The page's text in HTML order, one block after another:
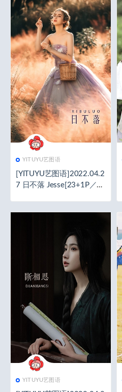
YITUYU艺图语
[YITUYU艺图语]2022.04.2
7 日不落 Jesse[23+1P／5
YITUYU艺图语